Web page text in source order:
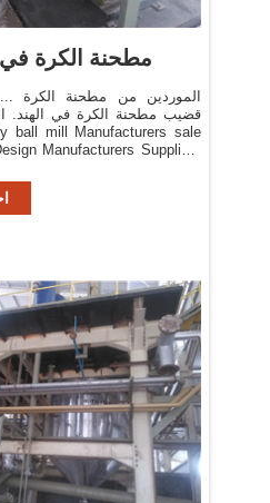
مطحنة الكرة في
الموردين من مطحنة الكرة
قضيب مطحنة الكرة في الهند.
Manufacturers Suppliers
and globally ...